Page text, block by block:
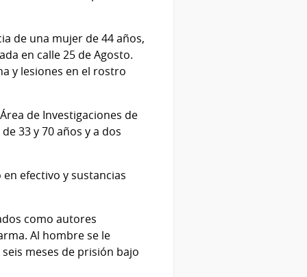
de una mujer de 44 años,
en calle 25 de Agosto.
y lesiones en el rostro
de Investigaciones de
33 y 70 años y a dos
efectivo y sustancias
como autores
Al hombre se le
meses de prisión bajo